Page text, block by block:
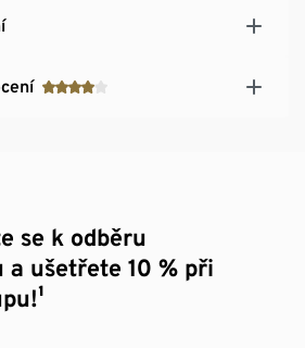
se k odběru
a ušetřete 10 % při